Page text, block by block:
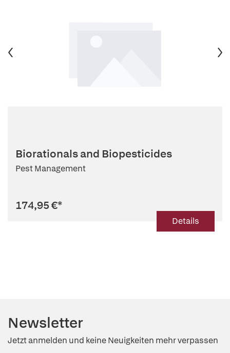
Biorationals and Biopesticides
Pest Management
174,95 €*
Details
Newsletter
Jetzt anmelden und keine Neuigkeiten mehr verpassen